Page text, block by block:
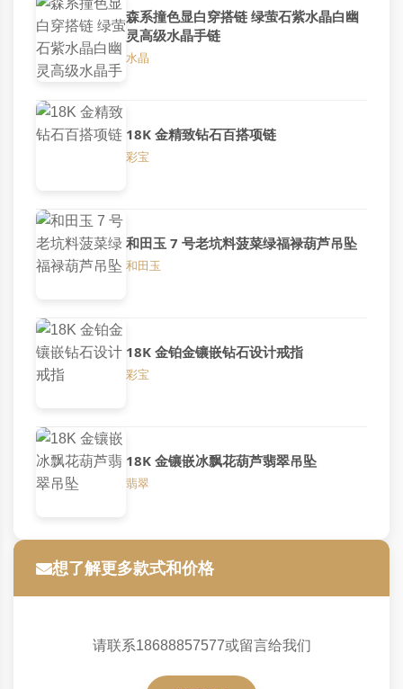
森系撞色显白穿搭链 绿萤石紫水晶白幽
灵高级水晶手链
水晶
18K 金精致钻石百搭项链
彩宝
和田玉 7 号老坑料菠菜绿福禄葫芦吊坠
和田玉
18K 金铂金镶嵌钻石设计戒指
彩宝
18K 金镶嵌冰飘花葫芦翡翠吊坠
翡翠
想了解更多款式和价格
请联系18688857577或留言给我们